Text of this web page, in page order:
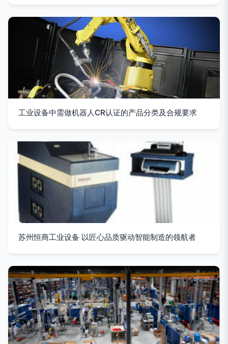
工业设备中需做机器人CR认证的产品分类及合规要求
苏州恒商工业设备 以匠心品质驱动智能制造的领航者